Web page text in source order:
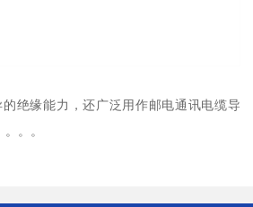
绝缘能力，还广泛用作邮电通讯电缆导
。。